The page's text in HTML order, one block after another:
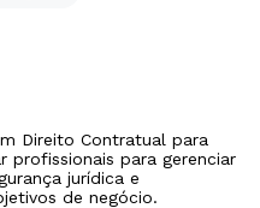
Direito Contratual para
profissionais para gerenciar
jurídica e
de negócio.